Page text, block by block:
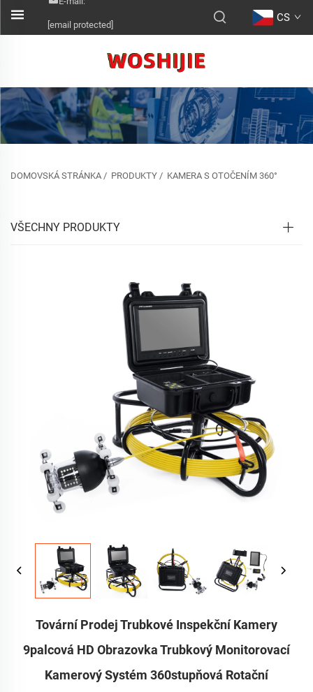
[email protected]
CS
DOMOVSKÁ STRÁNKA / PRODUKTY / KAMERA S OTOČENÍM 360°
VŠECHNY PRODUKTY
Tovární Prodej Trubkové Inspekční Kamery
9palcová HD Obrazovka Trubkový Monitorovací
Kamerový Systém 360stupňová Rotační